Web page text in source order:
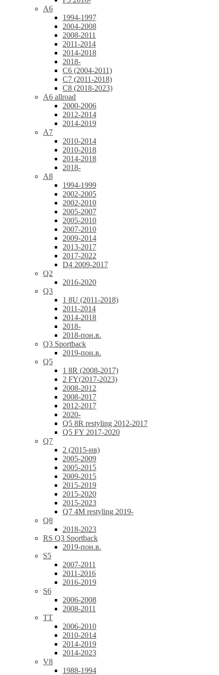
A6
1994-1997
2004-2008
2008-2011
2011-2014
2014-2018
2018-
C6 (2004-2011)
C7 (2011-2018)
C8 (2018-2023)
A6 allroad
2000-2006
2012-2014
2014-2019
A7
2010-2014
2010-2018
2014-2018
2018-
A8
1994-1999
2002-2005
2002-2010
2005-2007
2005-2010
2007-2010
2009-2014
2013-2017
2017-2022
D4 2009-2017
Q2
2016-2020
Q3
1 8U (2011-2018)
2011-2014
2014-2018
2018-
2018-пон.в.
Q3 Sportback
2019-пон.в.
Q5
1 8R (2008-2017)
2 FY(2017-2023)
2008-2012
2008-2017
2012-2017
2020-
Q5 8R restyling 2012-2017
Q5 FY 2017-2020
Q7
2 (2015-нв)
2005-2009
2005-2015
2009-2015
2015-2019
2015-2020
2015-2023
Q7 4M restyling 2019-
Q8
2018-2023
RS Q3 Sportback
2019-пон.в.
S5
2007-2011
2011-2016
2016-2019
S6
2006-2008
2008-2011
TT
2006-2010
2010-2014
2014-2019
2014-2023
V8
1988-1994